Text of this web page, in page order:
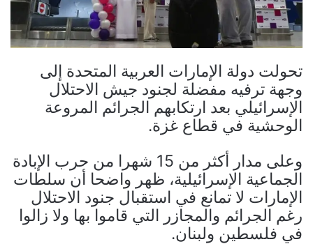
تحولت دولة الإمارات العربية المتحدة إلى
وجهة ترفيه مفضلة لجنود جيش الاحتلال
الإسرائيلي بعد ارتكابهم الجرائم المروعة
الوحشية في قطاع غزة.
وعلى مدار أكثر من 15 شهرا من حرب الإبادة
الجماعية الإسرائيلية، ظهر واضحا أن سلطات
الإمارات لا تمانع في استقبال جنود الاحتلال
رغم الجرائم والمجازر التي قاموا بها ولا زالوا
في فلسطين ولبنان.